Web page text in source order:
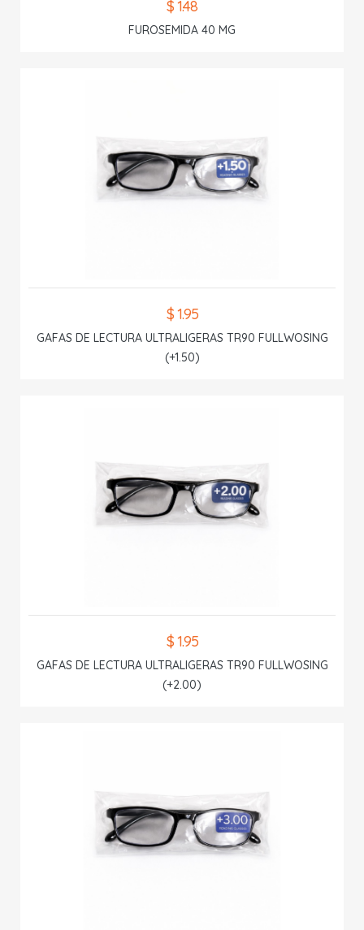
$ 1.48
FUROSEMIDA 40 MG
$ 1.95
GAFAS DE LECTURA ULTRALIGERAS TR90 FULLWOSING
(+1.50)
$ 1.95
GAFAS DE LECTURA ULTRALIGERAS TR90 FULLWOSING
(+2.00)